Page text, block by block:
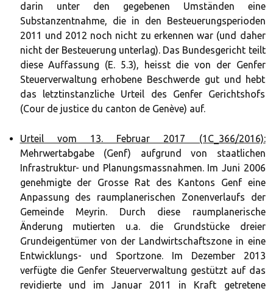
darin unter den gegebenen Umständen eine
Substanzentnahme, die in den Besteuerungsperioden
2011 und 2012 noch nicht zu erkennen war (und daher
nicht der Besteuerung unterlag). Das Bundesgericht teilt
diese Auffassung (E. 5.3), heisst die von der Genfer
Steuerverwaltung erhobene Beschwerde gut und hebt
das letztinstanzliche Urteil des Genfer Gerichtshofs
(Cour de justice du canton de Genève) auf.
Urteil vom 13. Februar 2017 (1C_366/2016):
Mehrwertabgabe (Genf) aufgrund von staatlichen
Infrastruktur- und Planungsmassnahmen. Im Juni 2006
genehmigte der Grosse Rat des Kantons Genf eine
Anpassung des raumplanerischen Zonenverlaufs der
Gemeinde Meyrin. Durch diese raumplanerische
Änderung mutierten u.a. die Grundstücke dreier
Grundeigentümer von der Landwirtschaftszone in eine
Entwicklungs- und Sportzone. Im Dezember 2013
verfügte die Genfer Steuerverwaltung gestützt auf das
revidierte und im Januar 2011 in Kraft getretene